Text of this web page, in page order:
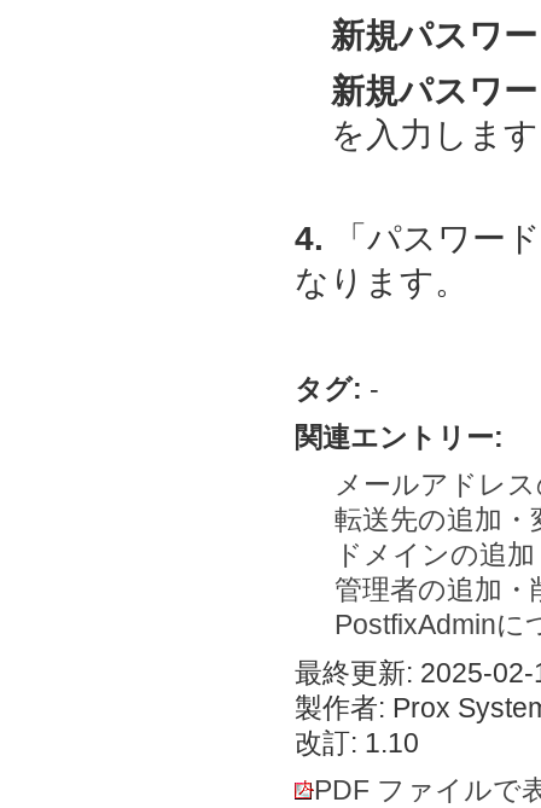
新規パスワ
新規パスワ
を入力しま
4. 「パスワー
なります。
タグ: -
関連エントリー:
メールアドレ
転送先の追加・
ドメインの追
管理者の追加・
PostfixAdminに
最終更新: 2025-
製作者: Prox
改訂: 1.10
PDF ファイルで